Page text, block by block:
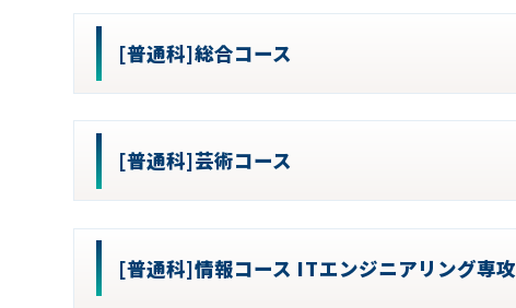
[普通科]総合コース
[普通科]芸術コース
[普通科]情報コース ITエンジニアリング専攻